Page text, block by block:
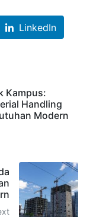
LinkedIn
Kampus:
Handling
Modern